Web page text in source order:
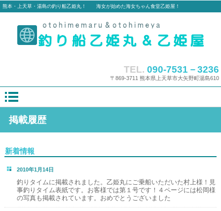
熊本・上天草・湯島の釣り船乙姫丸！ 海女が始めた海女ちゃん食堂乙姫屋！
TEL. 090-7531－3236
〒869-3711 熊本県上天草市大矢野町湯島610
掲載履歴
新着情報
2010年1月14日
釣りタイムに掲載されました。乙姫丸にご乗船いただいた村上様！見
事釣りタイム表紙です。お客様では第１号です！４ページには松岡様
の写真も掲載されています。おめでとうございました